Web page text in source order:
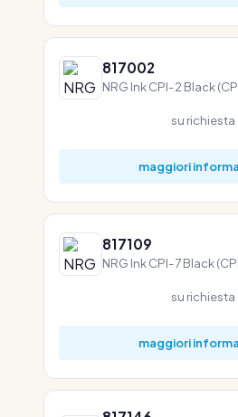
817002
NRG Ink CPI-2 Black
su richiesta
maggiori
817109
NRG Ink CPI-7 Black
su richiesta
maggiori